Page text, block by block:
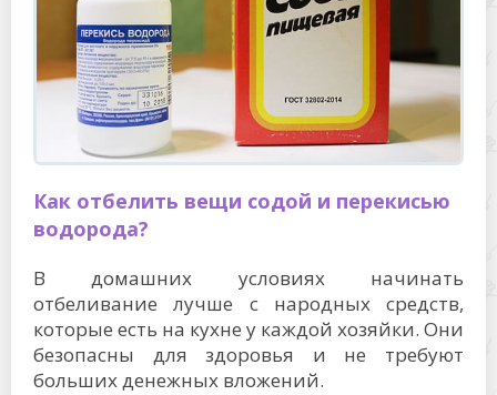
Как отбелить вещи содой и перекисью
водорода?
В домашних условиях начинать
отбеливание лучше с народных средств,
которые есть на кухне у каждой хозяйки. Они
безопасны для здоровья и не требуют
больших денежных вложений.